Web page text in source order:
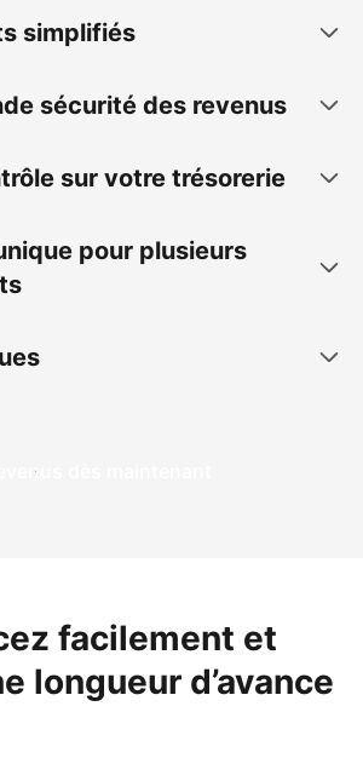
simplifiés
sécurité des revenus
sur votre trésorerie
pour plusieurs
dès maintenant
facilement et
longueur d’avance